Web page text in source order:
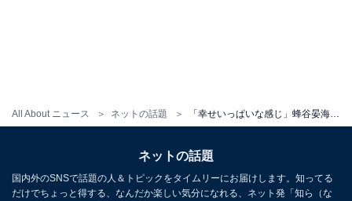
All About ニュース ネットの話題 「幸せいっぱいな感じ」蜂谷晏海、夫・井戸田潤が我が子を抱く姿を公開！ 「当たり前だけど、ちっちゃいねぇ」
ネットの話題
国内外のSNSで話題の人＆トピックをタイムリーにお届けします。知ってる
だけでちょっと得する、なんだか楽しい気分になれる、ネット発「知ら（な